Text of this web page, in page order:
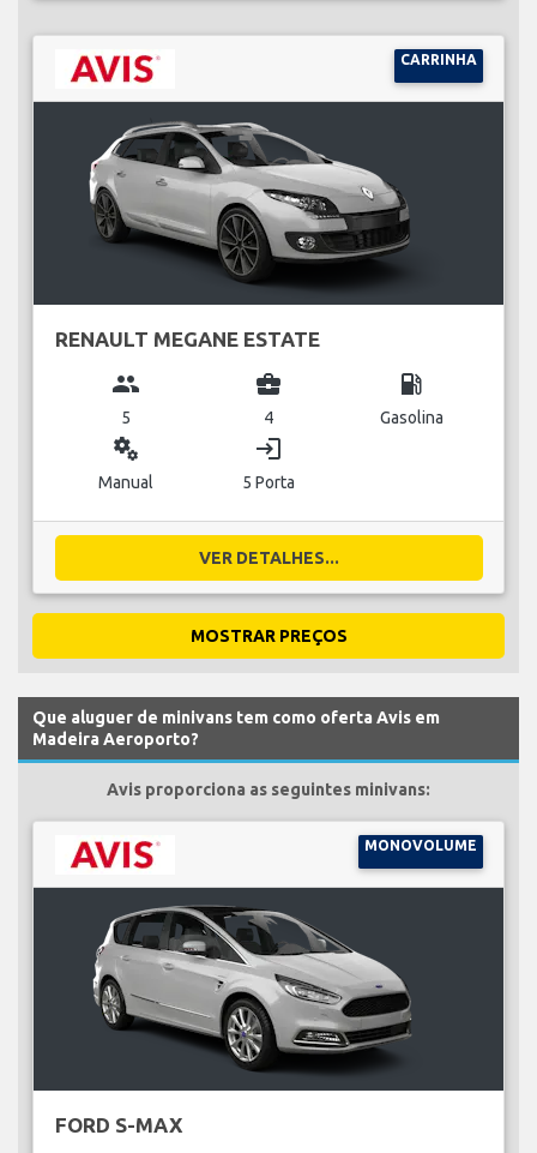
CARRINHA
RENAULT MEGANE ESTATE
group
5
business_center
4
local_gas_station
Gasolina
miscellaneous_services
Manual
login
5 Porta
VER DETALHES...
MOSTRAR PREÇOS
Que aluguer de minivans tem como oferta Avis em
Madeira Aeroporto?
Avis proporciona as seguintes minivans:
MONOVOLUME
FORD S-MAX